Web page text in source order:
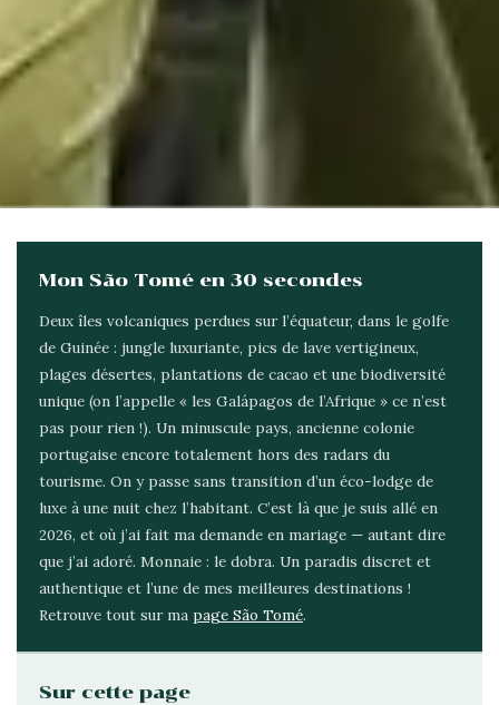
Mon São Tomé en 30 secondes
Deux îles volcaniques perdues sur l’équateur, dans le golfe
de Guinée : jungle luxuriante, pics de lave vertigineux,
plages désertes, plantations de cacao et une biodiversité
unique (on l’appelle « les Galápagos de l’Afrique » ce n’est
pas pour rien !). Un minuscule pays, ancienne colonie
portugaise encore totalement hors des radars du
tourisme. On y passe sans transition d’un éco-lodge de
luxe à une nuit chez l’habitant. C’est là que je suis allé en
2026, et où j’ai fait ma demande en mariage — autant dire
que j’ai adoré. Monnaie : le dobra. Un paradis discret et
authentique et l’une de mes meilleures destinations !
Retrouve tout sur ma page São Tomé.
Sur cette page